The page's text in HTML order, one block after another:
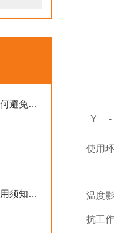
全不锈钢耐震压力表的机芯如何避免磨损？
不锈钢压力表的结构原理、使用须知、用途和特点
Y -
使用
温度
抗工